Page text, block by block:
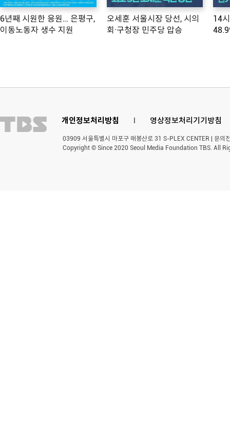
6년째 시원한 응원… 은평구,
이동노동자 생수 지원
오세훈 서울시장 당선, 시의
회·구청장 민주당 압승
14
개인정보처리방침 l 영상정보처리기기방침
03909 서울특별시 마포구 매봉산로 31 S-PLEX CENTER | 문
Copyright © Since 2020 Seoul Media Foundation TBS. All